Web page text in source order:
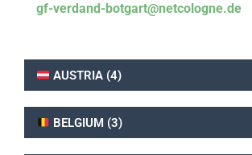
gf-verdand-botgart@netcologne.de
AUSTRIA (4)
BELGIUM (3)